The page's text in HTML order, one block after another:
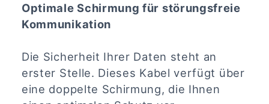
Optimale Schirmung für störungsfreie
Kommunikation
Die Sicherheit Ihrer Daten steht an
erster Stelle. Dieses Kabel verfügt über
eine doppelte Schirmung, die Ihnen